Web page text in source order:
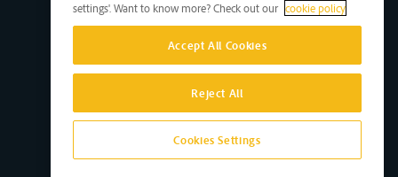
settings'. Want to know more? Check out our cookie policy
Accept All Cookies
Reject All
Cookies Settings